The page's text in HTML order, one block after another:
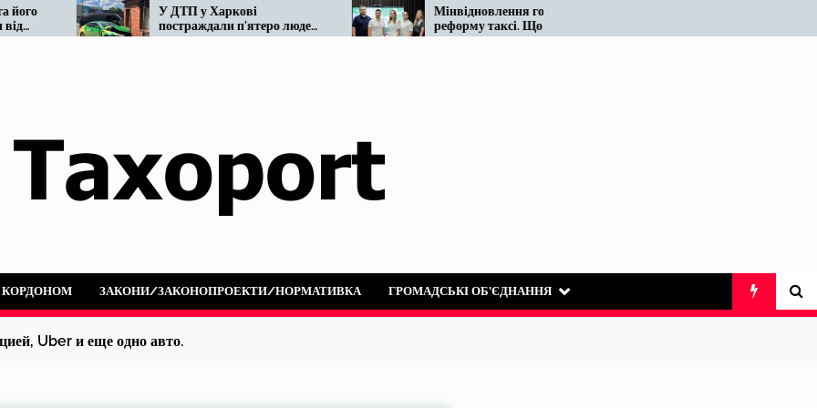
У ДТП у Харкові
постраждали п’ятеро людей:
не розминулися OnTaxi та
Мінвідновлення готує
реформу таксі. Що відомо
наразі…
таксі існує десятиліттями
КОРДОНОМ ЗАКОНИ/ЗАКОНОПРОЕКТИ/НОРМАТИВКА ГРОМАДСЬКІ ОБ’ЄДНАННЯ
Uber и еще одно авто.